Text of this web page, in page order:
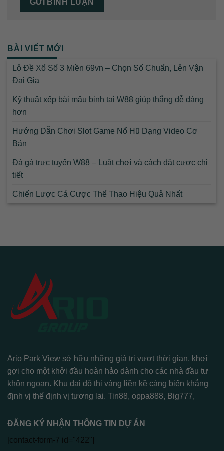
BÀI VIẾT MỚI
Lô Đề Xổ Số 3 Miền 69vn – Chọn Số Chuẩn, Lên Vận
Đại Gia
Kỹ thuật xếp bài mậu binh tại W88 giúp thắng dễ dàng
hơn
Hướng Dẫn Chơi Slot Game Nổ Hũ Dạng Video Cơ
Bản
Đá gà trực tuyến W88 – Luật chơi và cách đặt cược chi
tiết
Chiến Lược Cá Cược Thể Thao Hiệu Quả Nhất
Ario Park View sở hữu những giá trị vượt thời gian, khơi
gợi cho một khởi đầu hoàn hảo dành cho các nhà đầu tư
khôn ngoan. Khu đại đô thị vàng liền kề cảng biển khẳng
định vị thế định vị tương lai. Tin88, oppa888, Big777,
ĐĂNG KÝ NHẬN THÔNG TIN DỰ ÁN
[contact-form-7 id="422"]